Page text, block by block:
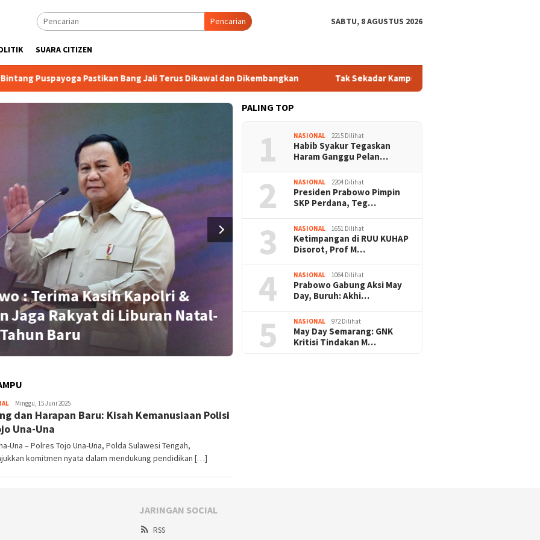
Pencarian SABTU, 8 AGUSTUS 2026
SUARA CITIZEN
Pastikan Bang Jali Terus Dikawal dan Dikembangkan Tak Sekadar Kampung Biasa! Bang Jali Bikin Risma
: Terima Kasih Kapolri &
Jaga Rakyat di Liburan Natal-
Tahun Baru
Pengamanan Natal & Mudik Nataru
Sukses, Umat Kristiani Apresiasi :
Redaktur
Minggu, 15 Juni 2025
dan Harapan Baru: Kisah Kemanusiaan Polisi
Una-Una
Una – Polres Tojo Una-Una, Polda Sulawesi Tengah,
komitmen nyata dalam mendukung pendidikan […]
PALING TOP
1 NASIONAL 2215 Dilihat
Habib Syakur Tegaskan
Haram Ganggu Pelan…
2 NASIONAL 2204 Dilihat
Presiden Prabowo Pimpin
SKP Perdana, Teg…
3 NASIONAL 1651 Dilihat
Ketimpangan di RUU KUHAP
Disorot, Prof M…
4 NASIONAL 1064 Dilihat
Prabowo Gabung Aksi May
Day, Buruh: Akhi…
5 NASIONAL 972 Dilihat
May Day Semarang: GNK
Kritisi Tindakan M…
JARINGAN SOCIAL
RSS